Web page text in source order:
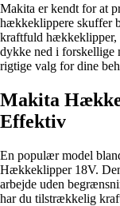
Makita er kendt for at
hækkeklippere skuffer
kraftfuld hækkeklipper,
dykke ned i forskellige
rigtige valg for dine
Makita
Effektiv
En populær model
Hækkeklipper 18V.
arbejde uden
har du tilstrækkelig